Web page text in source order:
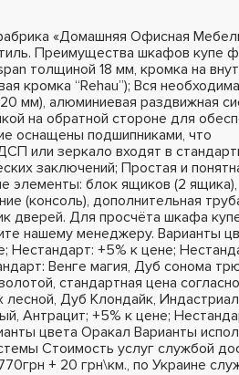
«Домашняя Офисная
Преимущества шкафов купе
толщиной 18 мм, кромка на
кромка “Rehau”); Вся
мм), алюминиевая раздвижная
на обратной стороне для
оснащены подшипниками, что
или зеркало входят в
заключений; Простая и
элементы: блок ящиков (2 ящика),
(консоль), дополнительная
дверей. Для просчёта шкафа
нашему менеджеру. Варианты
Нестандарт: +5% к цене;
Венге магия, Дуб сонома
стандартная цена
Дуб Клондайк,
Антрацит; +5% к цене;
цвета Оракал Варианты
Стоимость услуг службой
+ 20 грн\км., по Украине